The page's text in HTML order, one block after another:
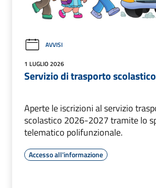
AVVISI
1 LUGLIO 2026
Servizio di trasporto scolastico
Aperte le iscrizioni al servizio
scolastico 2026-2027 tramite lo
telematico polifunzionale.
Accesso all'informazione